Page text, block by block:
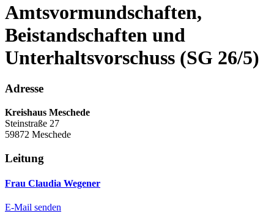
Amtsvormundschaften,
Beistandschaften und
Unterhaltsvorschuss (SG 26/5)
Adresse
Kreishaus Meschede
Steinstraße 27
59872 Meschede
Leitung
Frau Claudia Wegener
E-Mail senden